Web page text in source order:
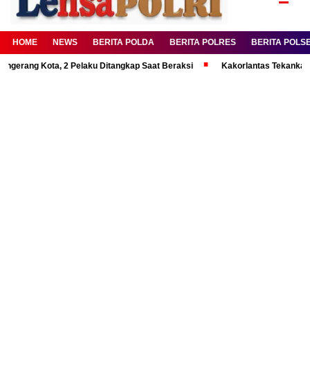
HOME NEWS BERITA POLDA BERITA POLRES BERITA
Kota, 2 Pelaku Ditangkap Saat Beraksi Kakorlantas Tekankan Mental